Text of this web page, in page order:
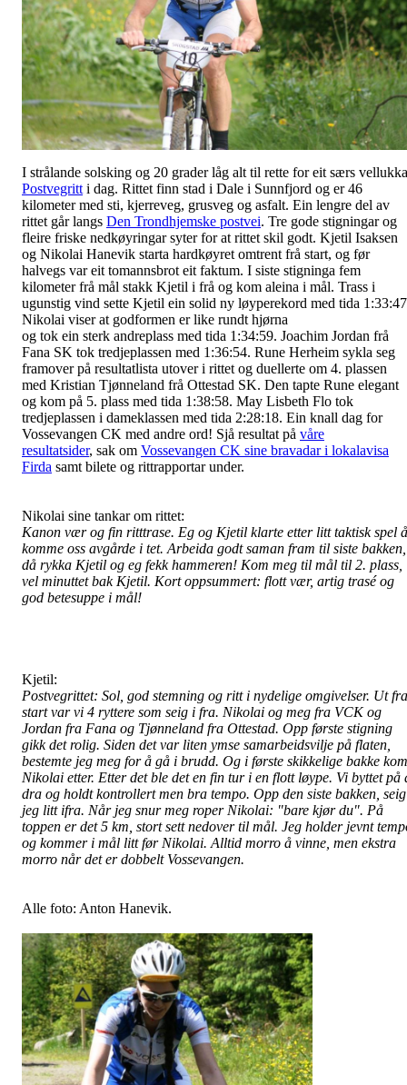
I strålande solsking og 20 grader låg alt til rette for eit særs vellukka
Postvegritt i dag. Rittet finn stad i Dale i Sunnfjord og er 46
kilometer med sti, kjerreveg, grusveg og asfalt. Ein lengre del av
rittet går langs Den Trondhjemske postvei. Tre gode stigningar og
fleire friske nedkøyringar syter for at rittet skil godt. Kjetil Isaksen
og Nikolai Hanevik starta hardkøyret omtrent frå start, og før
halvegs var eit tomannsbrot eit faktum. I siste stigninga fem
kilometer frå mål stakk Kjetil i frå og kom aleina i mål. Trass i
ugunstig vind sette Kjetil ein solid ny løyperekord med tida
Nikolai viser at godformen er like rundt hjørna
og tok ein sterk andreplass med tida 1:34:59. Joachim Jordan frå
Fana SK tok tredjeplassen med 1:36:54. Rune Herheim sykla seg
framover på resultatlista utover i rittet og duellerte om 4. plassen
med Kristian Tjønneland frå Ottestad SK. Den tapte Rune elegant
og kom på 5. plass med tida 1:38:58. May Lisbeth Flo tok
tredjeplassen i dameklassen med tida 2:28:18. Ein knall dag for
Vossevangen CK med andre ord! Sjå resultat på våre
resultatsider, sak om Vossevangen CK sine bravadar i lokalavisa
Firda samt bilete og rittrapportar under.
Nikolai sine tankar om rittet:
Kanon vær og fin ritttrase. Eg og Kjetil klarte etter litt taktisk spel å
komme oss avgårde i tet. Arbeida godt saman fram til siste bakken,
då rykka Kjetil og eg fekk hammeren! Kom meg til mål til 2. plass,
vel minuttet bak Kjetil. Kort oppsummert: flott vær, artig trasé og
god betesuppe i mål!
Kjetil:
Postvegrittet: Sol, god stemning og ritt i nydelige omgivelser. Ut fra
start var vi 4 ryttere som seig i fra. Nikolai og meg fra VCK og
Jordan fra Fana og Tjønneland fra Ottestad. Opp første stigning
gikk det rolig. Siden det var liten ymse samarbeidsvilje på flaten,
bestemte jeg meg for å gå i brudd. Og i første skikkelige bakke kom
Nikolai etter. Etter det ble det en fin tur i en flott løype. Vi byttet på
dra og holdt kontrollert men bra tempo. Opp den siste bakken, seig
jeg litt ifra. Når jeg snur meg roper Nikolai: "bare kjør du". På
toppen er det 5 km, stort sett nedover til mål. Jeg holder jevnt
og kommer i mål litt før Nikolai. Alltid morro å vinne, men ekstra
morro når det er dobbelt Vossevangen.
Alle foto: Anton Hanevik.